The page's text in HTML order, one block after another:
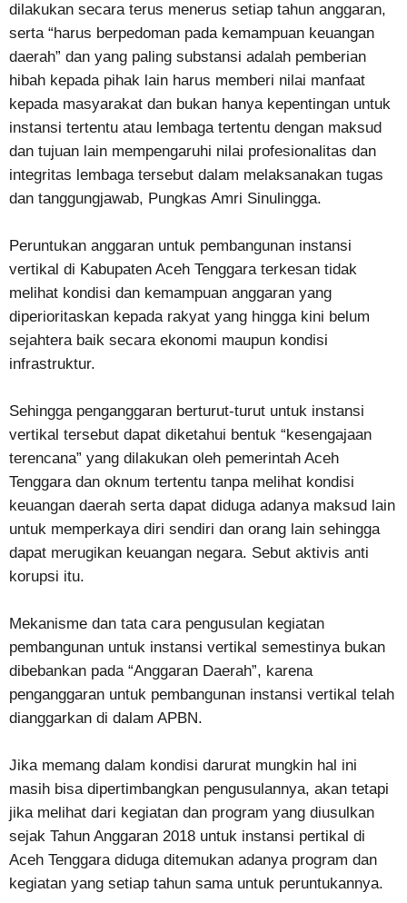
dilakukan secara terus menerus setiap tahun anggaran,
serta “harus berpedoman pada kemampuan keuangan
daerah” dan yang paling substansi adalah pemberian
hibah kepada pihak lain harus memberi nilai manfaat
kepada masyarakat dan bukan hanya kepentingan untuk
instansi tertentu atau lembaga tertentu dengan maksud
dan tujuan lain mempengaruhi nilai profesionalitas dan
integritas lembaga tersebut dalam melaksanakan tugas
dan tanggungjawab, Pungkas Amri Sinulingga.
Peruntukan anggaran untuk pembangunan instansi
vertikal di Kabupaten Aceh Tenggara terkesan tidak
melihat kondisi dan kemampuan anggaran yang
diperioritaskan kepada rakyat yang hingga kini belum
sejahtera baik secara ekonomi maupun kondisi
infrastruktur.
Sehingga penganggaran berturut-turut untuk instansi
vertikal tersebut dapat diketahui bentuk “kesengajaan
terencana” yang dilakukan oleh pemerintah Aceh
Tenggara dan oknum tertentu tanpa melihat kondisi
keuangan daerah serta dapat diduga adanya maksud lain
untuk memperkaya diri sendiri dan orang lain sehingga
dapat merugikan keuangan negara. Sebut aktivis anti
korupsi itu.
Mekanisme dan tata cara pengusulan kegiatan
pembangunan untuk instansi vertikal semestinya bukan
dibebankan pada “Anggaran Daerah”, karena
penganggaran untuk pembangunan instansi vertikal telah
dianggarkan di dalam APBN.
Jika memang dalam kondisi darurat mungkin hal ini
masih bisa dipertimbangkan pengusulannya, akan tetapi
jika melihat dari kegiatan dan program yang diusulkan
sejak Tahun Anggaran 2018 untuk instansi pertikal di
Aceh Tenggara diduga ditemukan adanya program dan
kegiatan yang setiap tahun sama untuk peruntukannya.